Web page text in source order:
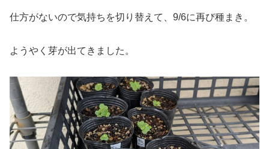
仕方がないので気持ちを切り替えて、9/6に再び種まき。
ようやく芽が出てきました。